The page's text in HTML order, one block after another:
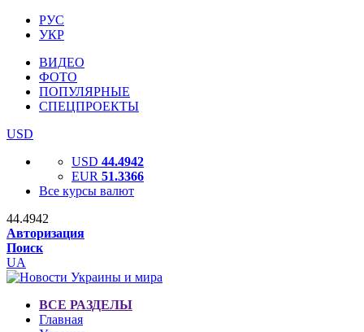
РУС
УКР
ВИДЕО
ФОТО
ПОПУЛЯРНЫЕ
СПЕЦПРОЕКТЫ
USD
USD 44.4942
EUR 51.3366
Все курсы валют
44.4942
Авторизация
Поиск
UA
ВСЕ РАЗДЕЛЫ
Главная